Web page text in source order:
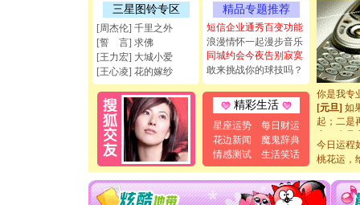
三星图铃专区
[周杰伦] 千里之外
[誓 言] 求佛
[王力宏] 大城小爱
[王心凌] 花的嫁纱
精品专题推荐
短信企业通秀百变功能
浪漫情怀一起漫步音乐
同城约会今夜告别寂寞
敢来挑战你的球技吗？
精彩生活
星座运势
每日财运
花边新闻
魔鬼辞典
情感测试
生活笑话
能正大
天都要快
[圣诞节]
如意,快
[元旦]看
断电。爱
你是我专
[元旦] 如
起；二是
离。水晶
[元旦]当
泣，这痛
卖了。水
[春节]风
颜！冬
今日运程
桃花运，